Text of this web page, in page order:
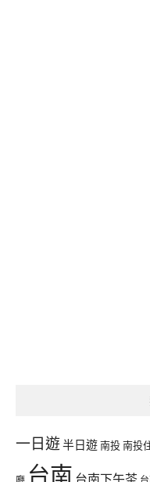
一日遊半日遊 南投 南投
台南